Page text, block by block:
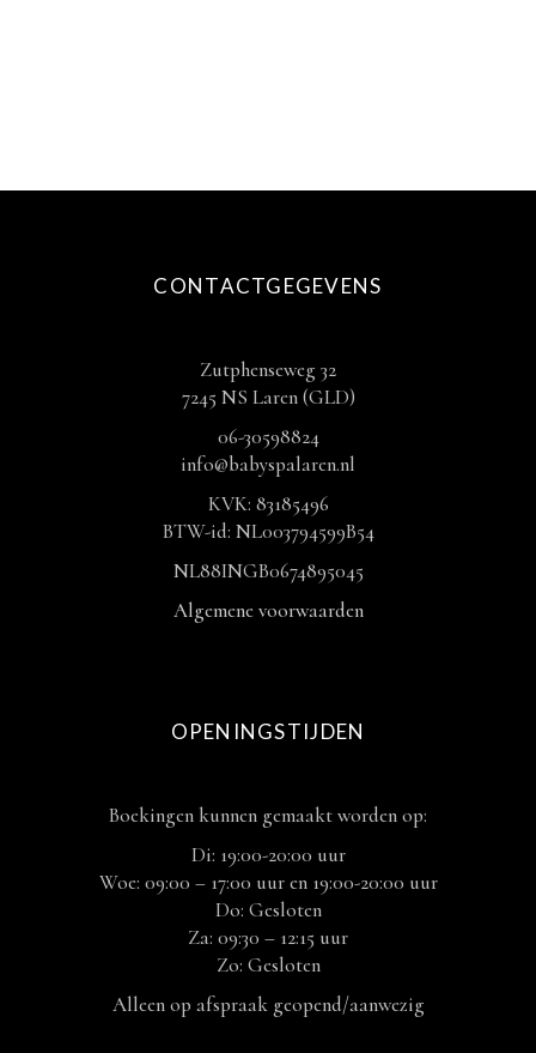
CONTACTGEGEVENS
Zutphenseweg 32
7245 NS Laren (GLD)
06-30598824
info@babyspalaren.nl
KVK: 83185496
BTW-id: NL003794599B54
NL88INGB0674895045
Algemene voorwaarden
OPENINGSTIJDEN
Boekingen kunnen gemaakt worden op:
Di: 19:00-20:00 uur
Woe: 09:00 – 17:00 uur en 19:00-20:00 uur
Do: Gesloten
Za: 09:30 – 12:15 uur
Zo: Gesloten
Alleen op afspraak geopend/aanwezig